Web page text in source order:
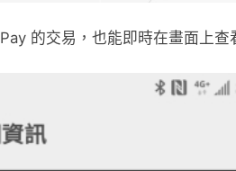
的交易，也能即時在畫面上查